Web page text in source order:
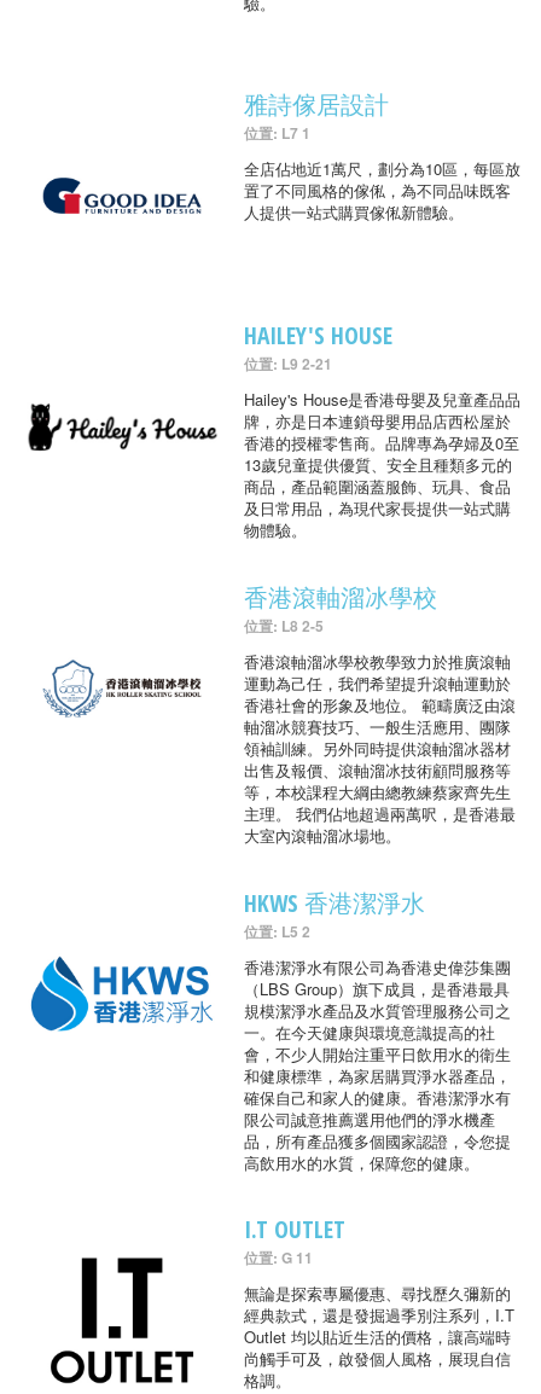
雅詩傢居設計
位置: L7 1
全店佔地近1萬尺，劃分為10區，每區放
置了不同風格的傢俬，為不同品味既客
人提供一站式購買傢俬新體驗。
HAILEY'S HOUSE
位置: L9 2-21
Hailey's House是香港母嬰及兒童產品品
牌，亦是日本連鎖母嬰用品店西松屋於
香港的授權零售商。品牌專為孕婦及0至
13歲兒童提供優質、安全且種類多元的
商品，產品範圍涵蓋服飾、玩具、食品
及日常用品，為現代家長提供一站式購
物體驗。
香港滾軸溜冰學校
位置: L8 2-5
香港滾軸溜冰學校教學致力於推廣滾軸
運動為己任，我們希望提升滾軸運動於
香港社會的形象及地位。 範疇廣泛由滾
軸溜冰競賽技巧、一般生活應用、團隊
領袖訓練。另外同時提供滾軸溜冰器材
出售及報價、滾軸溜冰技術顧問服務等
等，本校課程大綱由總教練蔡家齊先生
主理。 我們佔地超過兩萬呎，是香港最
大室內滾軸溜冰場地。
HKWS 香港潔淨水
位置: L5 2
香港潔淨水有限公司為香港史偉莎集團
（LBS Group）旗下成員，是香港最具
規模潔淨水產品及水質管理服務公司之
一。在今天健康與環境意識提高的社
會，不少人開始注重平日飲用水的衛生
和健康標準，為家居購買淨水器產品，
確保自己和家人的健康。香港潔淨水有
限公司誠意推薦選用他們的淨水機產
品，所有產品獲多個國家認證，令您提
高飲用水的水質，保障您的健康。
I.T OUTLET
位置: G 11
無論是探索專屬優惠、尋找歷久彌新的
經典款式，還是發掘過季別注系列，I.T
Outlet 均以貼近生活的價格，讓高端時
尚觸手可及，啟發個人風格，展現自信
格調。